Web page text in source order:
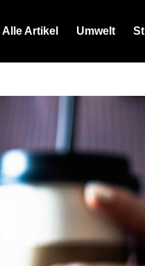
Alle Artikel Umwelt